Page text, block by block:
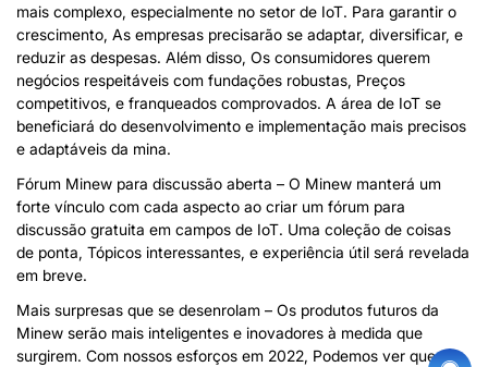
mais complexo, especialmente no setor de IoT. Para garantir o
crescimento, As empresas precisarão se adaptar, diversificar, e
reduzir as despesas. Além disso, Os consumidores querem
negócios respeitáveis ​​com fundações robustas, Preços
competitivos, e franqueados comprovados. A área de IoT se
beneficiará do desenvolvimento e implementação mais precisos
e adaptáveis ​​da mina.
Fórum Minew para discussão aberta – O Minew manterá um
forte vínculo com cada aspecto ao criar um fórum para
discussão gratuita em campos de IoT. Uma coleção de coisas
de ponta, Tópicos interessantes, e experiência útil será revelada
em breve.
Mais surpresas que se desenrolam – Os produtos futuros da
Minew serão mais inteligentes e inovadores à medida que
surgirem. Com nossos esforços em 2022, Podemos ver que